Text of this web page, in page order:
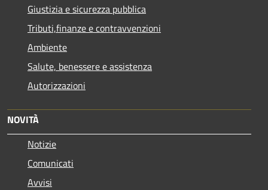
Giustizia e sicurezza pubblica
Tributi,finanze e contravvenzioni
Ambiente
Salute, benessere e assistenza
Autorizzazioni
NOVITÀ
Notizie
Comunicati
Avvisi